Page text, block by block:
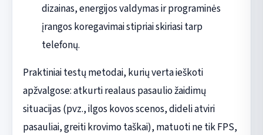
dizainas, energijos valdymas ir programinės
įrangos koregavimai stipriai skiriasi tarp
telefonų.
Praktiniai testų metodai, kurių verta ieškoti
apžvalgose: atkurti realaus pasaulio žaidimų
situacijas (pvz., ilgos kovos scenos, dideli atviri
pasauliai, greiti krovimo taškai), matuoti ne tik FPS,